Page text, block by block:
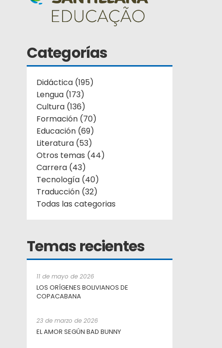
Categorías
Didáctica (195)
Lengua (173)
Cultura (136)
Formación (70)
Educación (69)
Literatura (53)
Otros temas (44)
Carrera (43)
Tecnología (40)
Traducción (32)
Todas las categorias
Temas recientes
11 de mayo de 2026
LOS ORÍGENES BOLIVIANOS DE
COPACABANA
23 de marzo de 2026
EL AMOR SEGÚN BAD BUNNY